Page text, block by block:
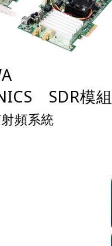
SDR模組
頻系統